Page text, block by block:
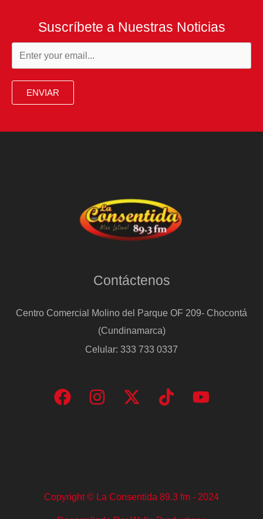
Suscríbete a Nuestras Noticias
ENVIAR
Contáctenos
Centro Comercial Molino del Parque OF 209- Chocontá
(Cundinamarca)
Celular: 333 733 0337
Copyright © La Consentida 89.3 fm - 2024